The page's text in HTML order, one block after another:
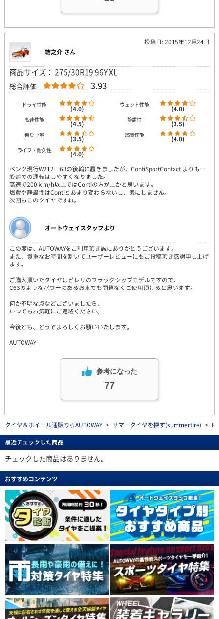
投稿日: 2015年12月24日
結之介 さん
商品サイズ： 275/30R19 96Y XL
総合評価 3.93
ドライ性能 (4.0) ウェット性能 (4.0)
高速性能 (4.5) 静粛性 (3.5)
乗り心地 (3.5) 燃費性能 (4.0)
ライフ・耐久性
(4.0)
ベンツ現行W212 63の後輪に履きましたが、ContiSportContact よりも一
般道での運転はしやすくなりました。
高速で200ｋm/h以上ではContiの方が上かと思います。
燃費や静粛性はContiとあまり変わらないし、気にしません。
次回もこのタイヤですね。
オートウェイスタッフより
この度は、AUTOWAYをご利用頂き誠にありがとうございます。
また、貴重なお時間を割いてユーザーレビューにもご投稿頂き感謝申し上げ
ます。
ご購入頂いたタイヤはピレリのフラッグシップモデルですので、
C63のようなパワーのあるお車でも問題なくご使用頂けると思います。
何か不明な点などございましたら、
いつでもお気軽にご連絡ください。
今後とも、どうぞよろしくお願いいたします。
AUTOWAY
参考になった
77
タイヤ＆ホイール通販ならAUTOWAY > サマータイヤを探す(summertire) >
最近チェックした商品
チェックした商品はありません。
おすすめコンテンツ